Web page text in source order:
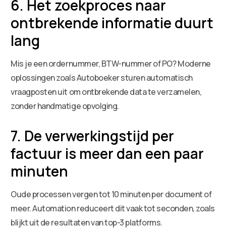
6. Het zoekproces naar
ontbrekende informatie duurt
lang
Mis je een ordernummer, BTW-nummer of PO? Moderne
oplossingen zoals Autoboeker sturen automatisch
vraagposten uit om ontbrekende data te verzamelen,
zonder handmatige opvolging.
7. De verwerkingstijd per
factuur is meer dan een paar
minuten
Oude processen vergen tot 10 minuten per document of
meer. Automation reduceert dit vaak tot seconden, zoals
blijkt uit de resultaten van top-3 platforms.